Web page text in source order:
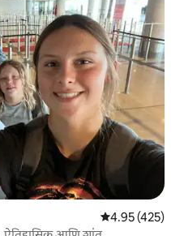
5 पैकी 4.95
4.95 (425)